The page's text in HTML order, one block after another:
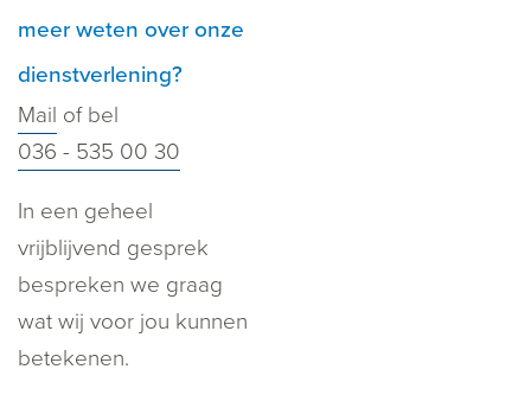
meer weten over onze
dienstverlening?
Mail of bel
036 - 535 00 30
In een geheel
vrijblijvend gesprek
bespreken we graag
wat wij voor jou kunnen
betekenen.